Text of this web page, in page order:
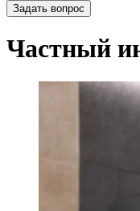
Задать вопрос
Частный